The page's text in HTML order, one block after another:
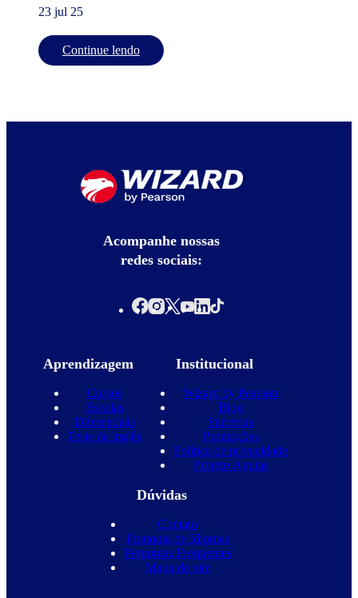
23 jul 25
Continue lendo
Acompanhe nossas
redes sociais:
Aprendizagem
Cursos
Escolas
Diferenciais
Teste de inglês
Institucional
Wizard by Pearson
Blog
Parcerias
Promoções
Política de privacidade
Projeto Águias
Dúvidas
Contato
Franquia de Idiomas
Perguntas Frequentes
Mapa do site